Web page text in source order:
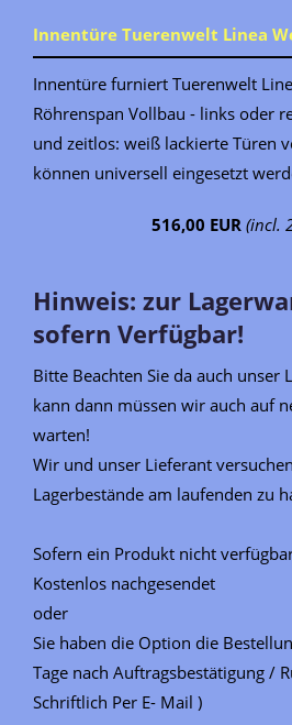
Innentüre Tuerenwelt Linea
Innentüre furniert Tuerenwelt
Röhrenspan Vollbau - links oder
und zeitlos: weiß lackierte Türen
können universell eingesetzt
516,00 EUR (incl.
Hinweis: zur
sofern Verfügbar!
Bitte Beachten Sie da auch unser
kann dann müssen wir auch auf
warten!
Wir und unser Lieferant
Lagerbestände am laufenden zu
Sofern ein Produkt nicht
Kostenlos nachgesendet
oder
Sie haben die Option die
Tage nach Auftragsbestätigung /
Schriftlich Per E- Mail )